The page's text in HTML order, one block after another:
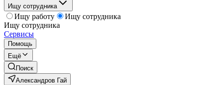
Ищу сотрудника
Ищу работу
Ищу сотрудника
Ищу сотрудника
Сервисы
Помощь
Ещё
Поиск
Александров Гай